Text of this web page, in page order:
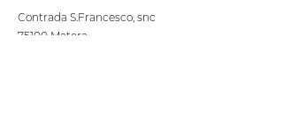
Contrada S.Francesco, snc
75100 Matera